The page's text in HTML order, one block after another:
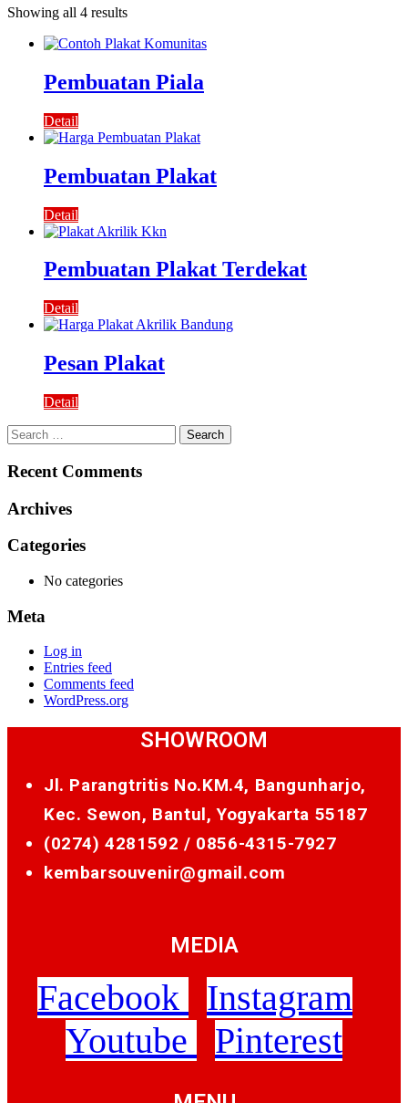
Showing all 4 results
Pembuatan Piala
Detail
Pembuatan Plakat
Detail
Pembuatan Plakat Terdekat
Detail
Pesan Plakat
Detail
Search
for:
Recent Comments
Archives
Categories
No categories
Meta
Log in
Entries feed
Comments feed
WordPress.org
SHOWROOM
Jl. Parangtritis No.KM.4, Bangunharjo,
Kec. Sewon, Bantul, Yogyakarta 55187
(0274) 4281592 / 0856-4315-7927
kembarsouvenir@gmail.com
MEDIA
Facebook
Instagram
Youtube
Pinterest